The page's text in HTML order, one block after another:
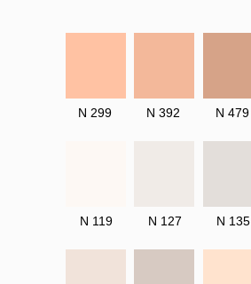
N 299 N 392 N 479
N 119 N 127 N 135